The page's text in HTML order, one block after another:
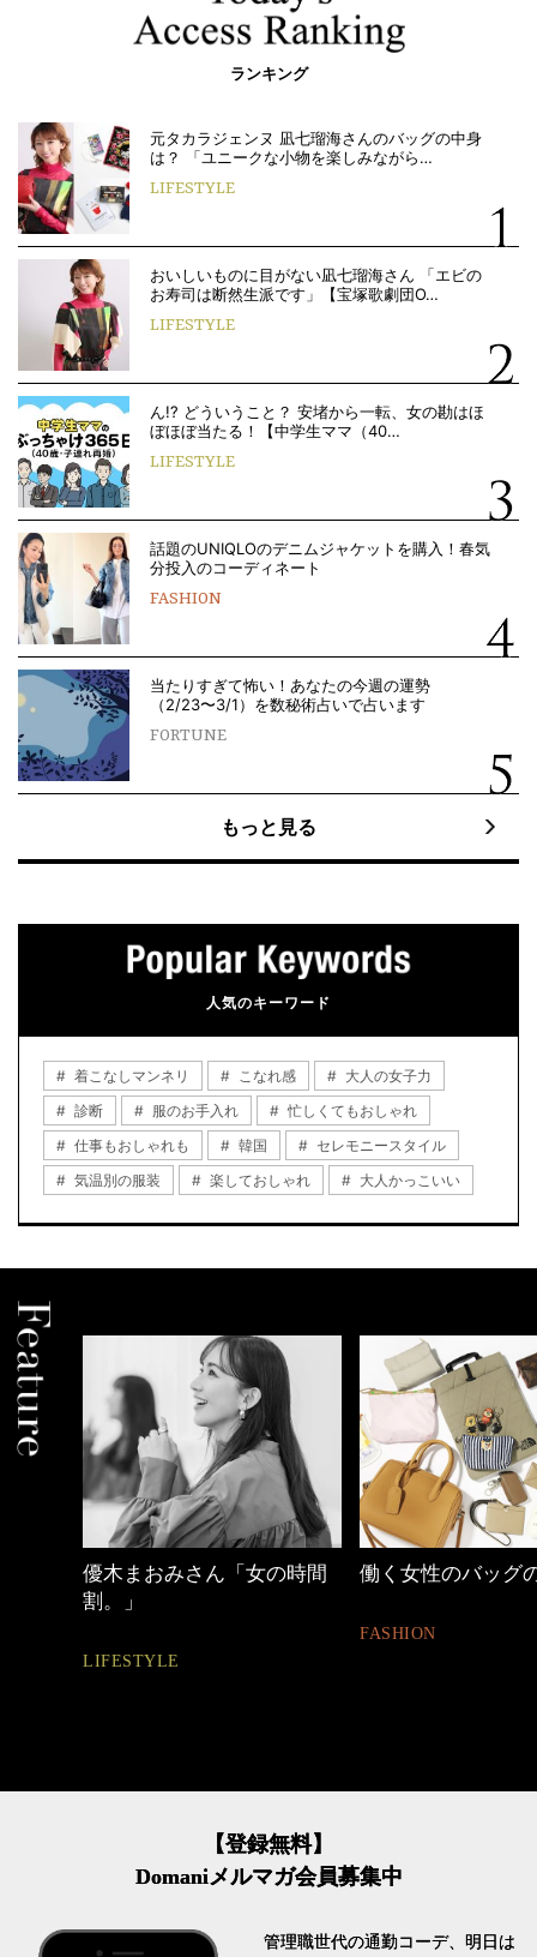
ランキング
元タカラジェンヌ 凪七瑠海さんのバッグの中身
は？ 「ユニークな小物を楽しみながら…
LIFESTYLE
おいしいものに目がない凪七瑠海さん 「エビの
お寿司は断然生派です」【宝塚歌劇団O…
LIFESTYLE
ん!? どういうこと？ 安堵から一転、女の勘はほ
ぼほぼ当たる！【中学生ママ（40…
LIFESTYLE
話題のUNIQLOのデニムジャケットを購入！春気
分投入のコーディネート
FASHION
当たりすぎて怖い！あなたの今週の運勢
（2/23〜3/1）を数秘術占いで占います
FORTUNE
もっと見る
人気のキーワード
着こなしマンネリ こなれ感
大人の女子力
診断
服のお手入れ
忙しくてもおしゃれ
仕事もおしゃれも
韓国
セレモニースタイル
気温別の服装
楽しておしゃれ 大人かっこいい
働く女性のバッグの中身
心地よくいられる
【登録無料】
Domaniメルマガ会員募集中
管理職世代の通勤コーデ、明日は